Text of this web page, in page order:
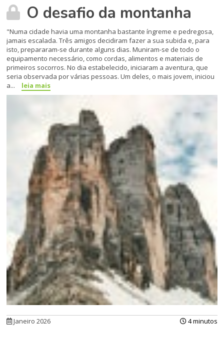
O desafio da montanha
"Numa cidade havia uma montanha bastante íngreme e pedregosa,
jamais escalada. Três amigos decidiram fazer a sua subida e, para
isto, prepararam-se durante alguns dias. Muniram-se de todo o
equipamento necessário, como cordas, alimentos e materiais de
primeiros socorros. No dia estabelecido, iniciaram a aventura, que
seria observada por várias pessoas. Um deles, o mais jovem, iniciou
a...
leia mais
Janeiro 2026 4 minutos